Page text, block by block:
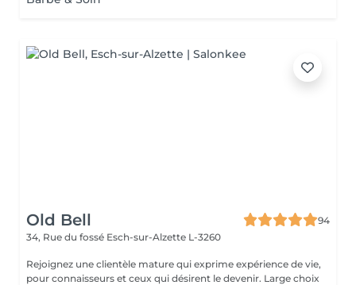
Old Bell
94
34, Rue du fossé Esch-sur-Alzette L-3260
Rejoignez une clientèle mature qui exprime expérience de vie,
pour connaisseurs et ceux qui désirent le devenir. Large choix